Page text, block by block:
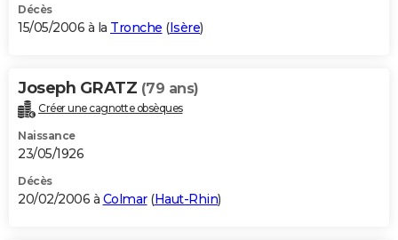
Décès
15/05/2006 à la Tronche (Isère)
Joseph GRATZ (79 ans)
Créer une cagnotte obsèques
Naissance
23/05/1926
Décès
20/02/2006 à Colmar(Haut-Rhin)